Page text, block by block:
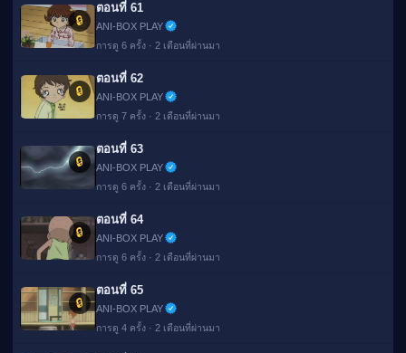
🔒
ตอนที่ 61
ANI-BOX PLAY
การดู 6 ครั้ง · 2 เดือนที่ผ่านมา
🔒
ตอนที่ 62
ANI-BOX PLAY
การดู 7 ครั้ง · 2 เดือนที่ผ่านมา
🔒
ตอนที่ 63
ANI-BOX PLAY
การดู 6 ครั้ง · 2 เดือนที่ผ่านมา
🔒
ตอนที่ 64
ANI-BOX PLAY
การดู 6 ครั้ง · 2 เดือนที่ผ่านมา
🔒
ตอนที่ 65
ANI-BOX PLAY
การดู 4 ครั้ง · 2 เดือนที่ผ่านมา